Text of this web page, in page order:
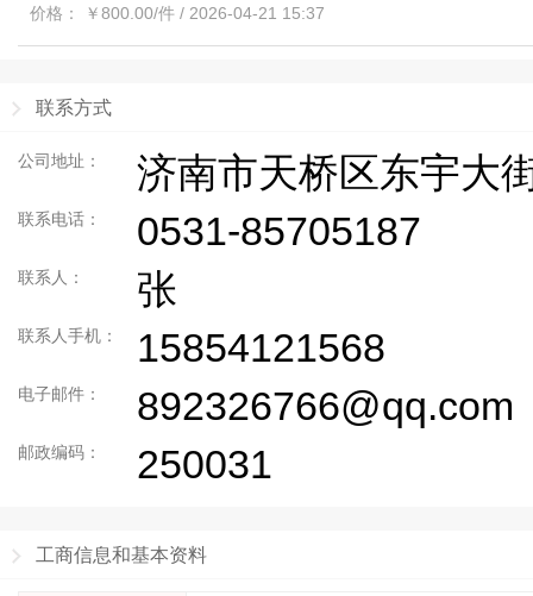
价格： ￥800.00/件 / 2026-04-21 15:37
联系方式
公司地址： 济南市天桥区东宇大
联系电话： 0531-85705187
联系人： 张
联系人手机： 15854121568
电子邮件： 892326766@qq.com
邮政编码： 250031
工商信息和基本资料